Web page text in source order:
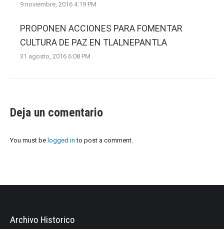
9 noviembre, 2016 4:19 PM
PROPONEN ACCIONES PARA FOMENTAR
CULTURA DE PAZ EN TLALNEPANTLA
31 agosto, 2016 6:08 PM
Deja un comentario
You must be logged in to post a comment.
Archivo Historico